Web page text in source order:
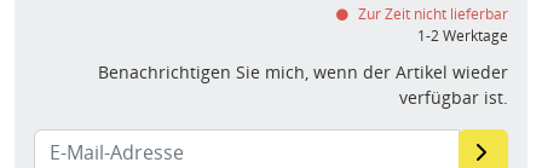
Zur Zeit nicht lieferbar
1-2 Werktage
Benachrichtigen Sie mich, wenn der Artikel wieder
verfügbar ist.